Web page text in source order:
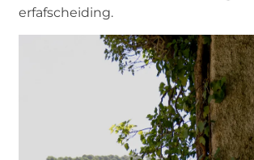
erfafscheiding.